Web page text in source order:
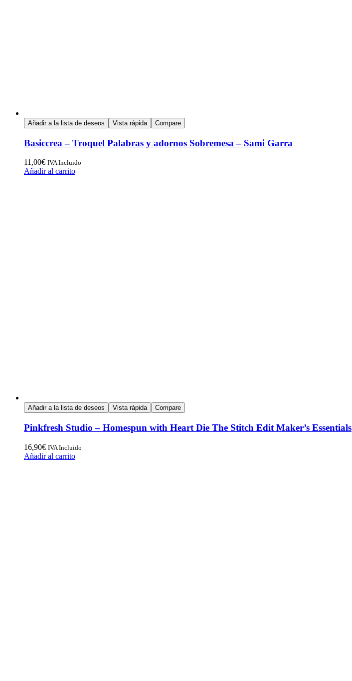
Añadir a la lista de deseos Vista rápida Compare
Basiccrea – Troquel Palabras y adornos Sobremesa – Sami Garra
11,00€ IVA Incluido
Añadir al carrito
Añadir a la lista de deseos Vista rápida Compare
Pinkfresh Studio – Homespun with Heart Die The Stitch Edit Maker’s Essentials
16,90€ IVA Incluido
Añadir al carrito